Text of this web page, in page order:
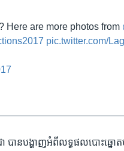
Here are more photos from
pic.twitter.com/
ន​បង្ហាញ​អំពី​លទ្ធផល​បោះឆ្នោត​ប